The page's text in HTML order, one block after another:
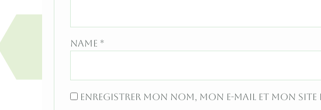
Name *
Enregistrer mon nom, mon e-mail et mon